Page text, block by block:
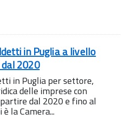
in Puglia a livello
2020
in Puglia per settore,
delle imprese con
dal 2020 e fino al
la Camera...